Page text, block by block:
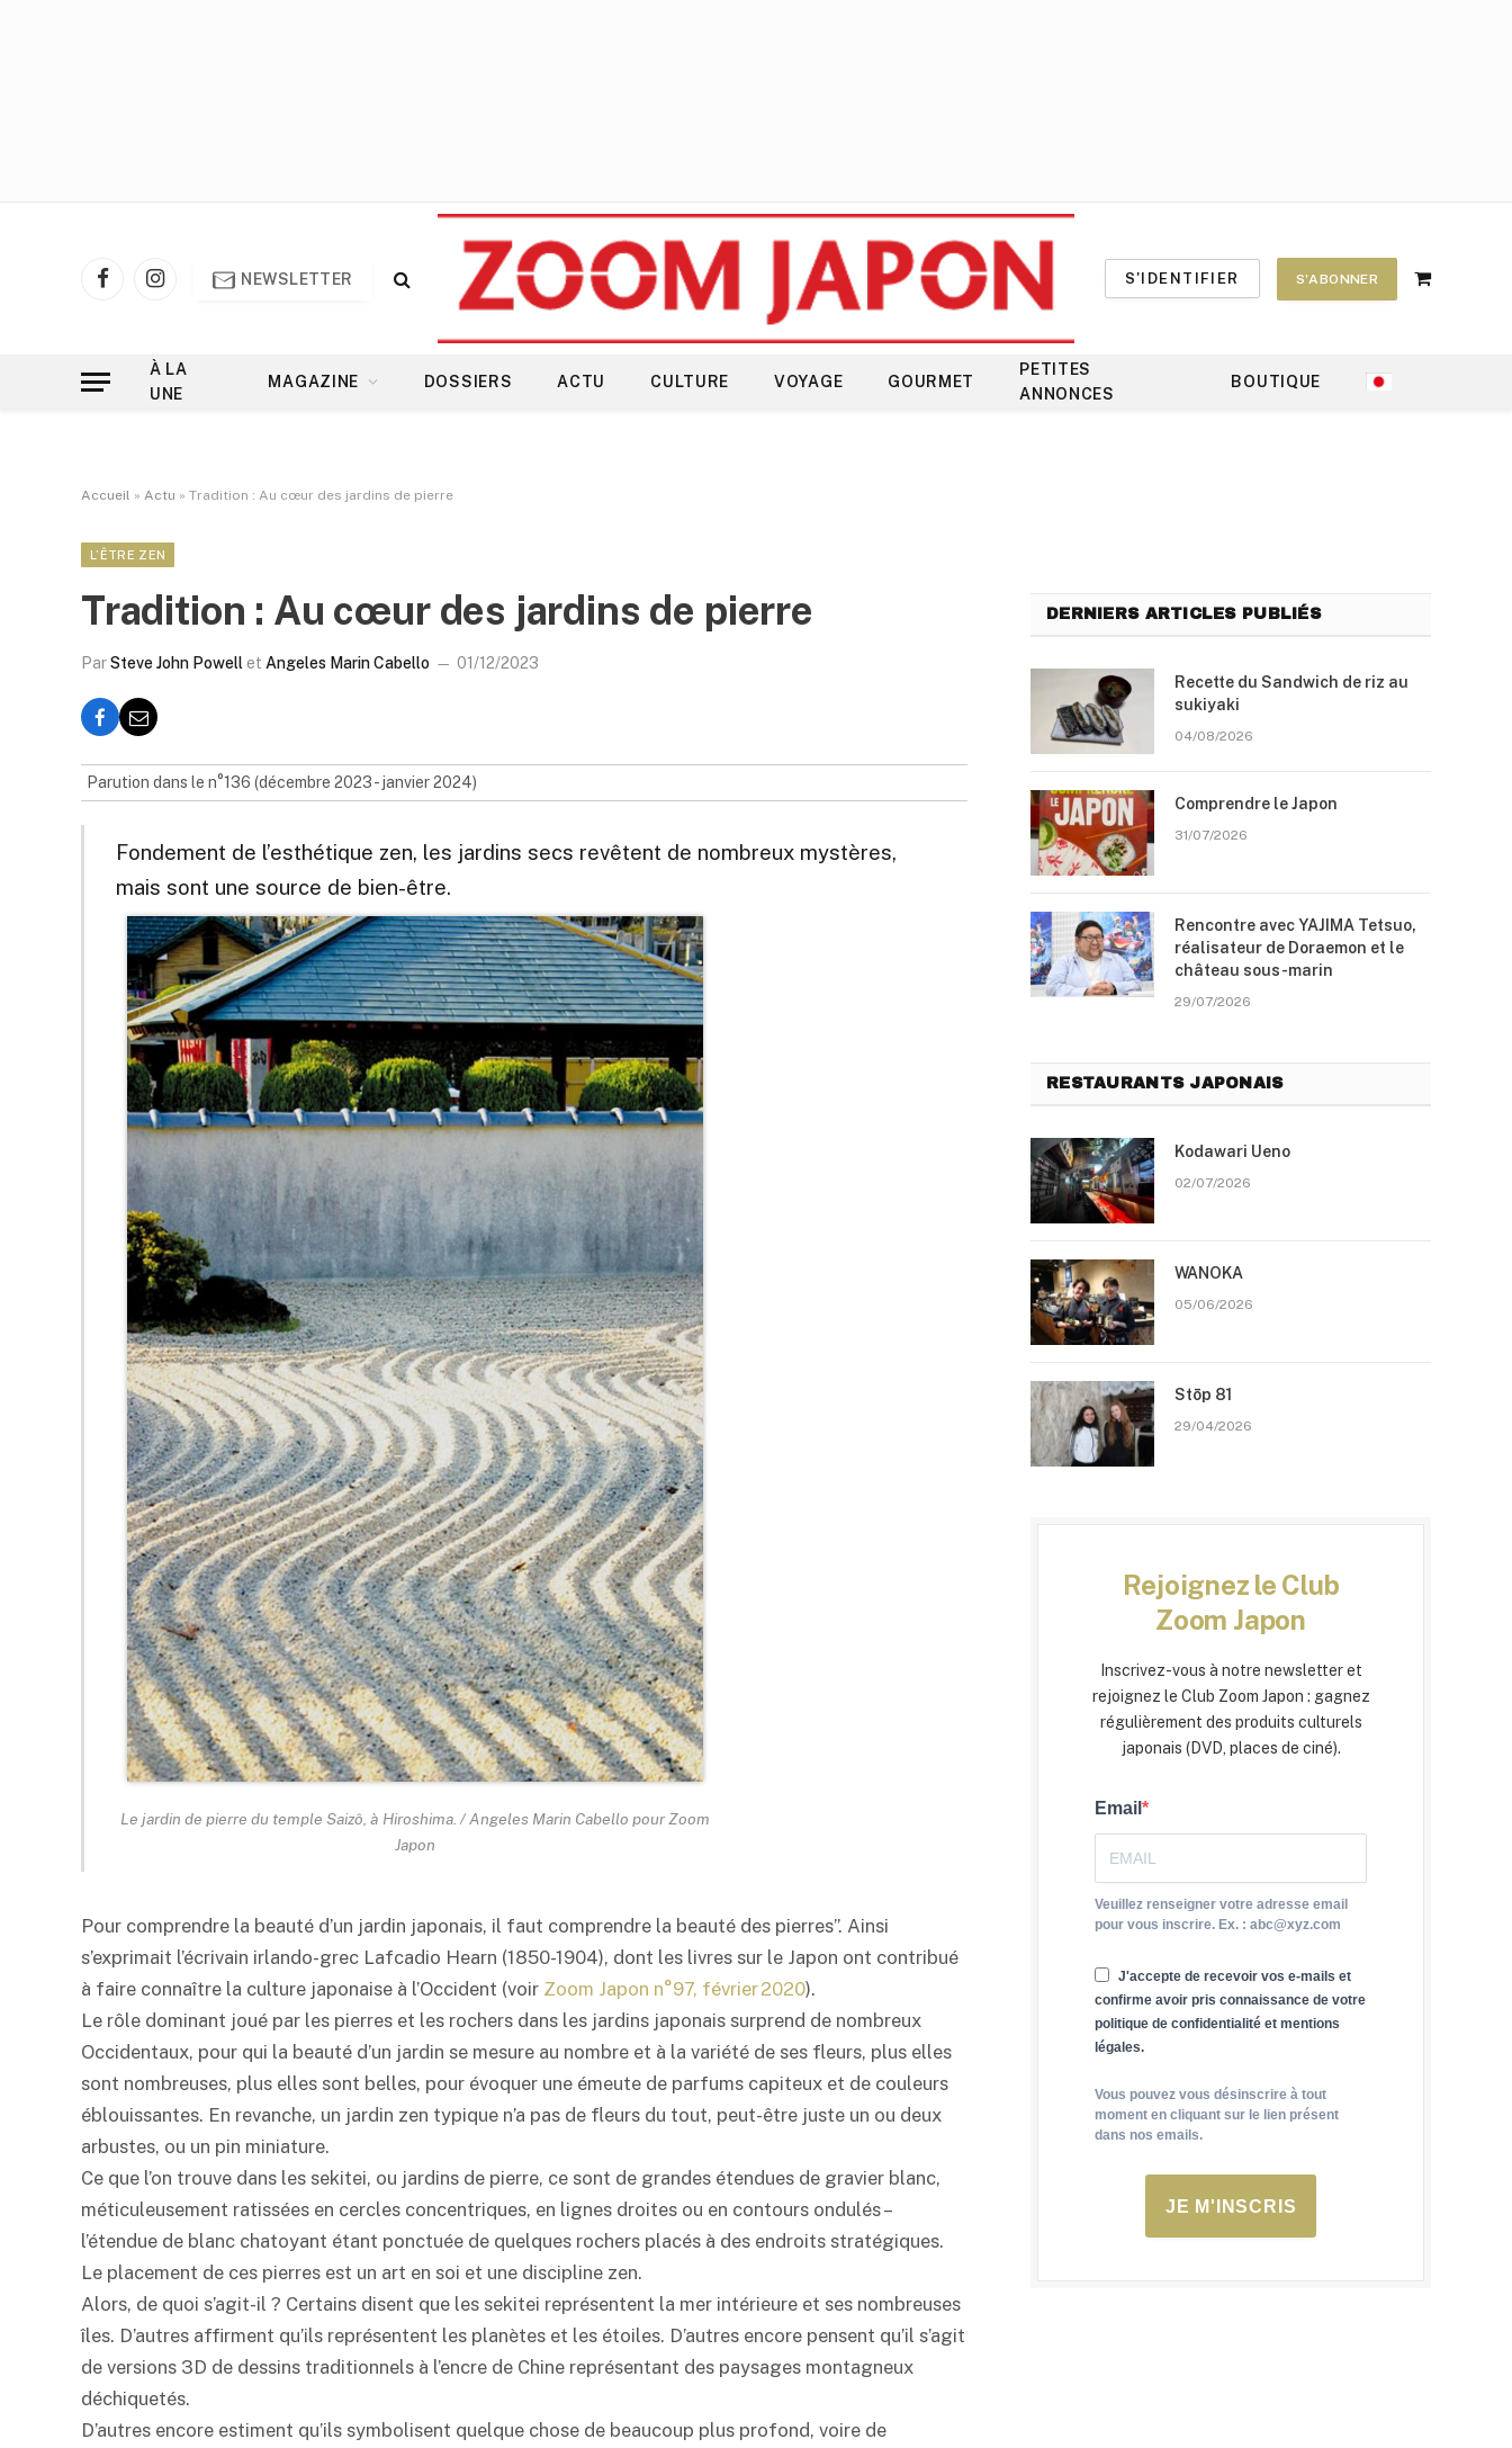
FacebookInstagram
NEWSLETTER S'IDENTIFIER S'ABONNER
Shopping
À LA
UNE
MAGAZINE DOSSIERS ACTU CULTURE VOYAGE GOURMET
PETITES
ANNONCES
BOUTIQUE
Accueil » Actu » Tradition : Au cœur des jardins de pierre
L’ÊTRE ZEN
Tradition : Au cœur des jardins de pierre
ParSteve John Powell et Angeles Marin Cabello 01/12/2023
Parution dans le n°136 (décembre 2023 - janvier 2024)
Fondement de l’esthétique zen, les jardins secs revêtent de nombreux mystères,
mais sont une source de bien-être.
Le jardin de pierre du temple Saizô, à Hiroshima. / Angeles Marin Cabello pour Zoom
Japon
Pour comprendre la beauté d’un jardin japonais, il faut comprendre la beauté des pierres”. Ainsi
s’exprimait l’écrivain irlando-grec Lafcadio Hearn (1850-1904), dont les livres sur le Japon ont contribué
à faire connaître la culture japonaise à l’Occident (voir Zoom Japon n°97, février 2020).
Le rôle dominant joué par les pierres et les rochers dans les jardins japonais surprend de nombreux
Occidentaux, pour qui la beauté d’un jardin se mesure au nombre et à la variété de ses fleurs, plus elles
sont nombreuses, plus elles sont belles, pour évoquer une émeute de parfums capiteux et de couleurs
éblouissantes. En revanche, un jardin zen typique n’a pas de fleurs du tout, peut-être juste un ou deux
arbustes, ou un pin miniature.
Ce que l’on trouve dans les sekitei, ou jardins de pierre, ce sont de grandes étendues de gravier blanc,
méticuleusement ratissées en cercles concentriques, en lignes droites ou en contours ondulés –
l’étendue de blanc chatoyant étant ponctuée de quelques rochers placés à des endroits stratégiques.
Le placement de ces pierres est un art en soi et une discipline zen.
Alors, de quoi s’agit-il ? Certains disent que les sekitei représentent la mer intérieure et ses nombreuses
îles. D’autres affirment qu’ils représentent les planètes et les étoiles. D’autres encore pensent qu’il s’agit
de versions 3D de dessins traditionnels à l’encre de Chine représentant des paysages montagneux
déchiquetés.
D’autres encore estiment qu’ils symbolisent quelque chose de beaucoup plus profond, voire de
DERNIERS ARTICLES PUBLIÉS
Recette du Sandwich de riz au
sukiyaki
04/08/2026
Comprendre le Japon
31/07/2026
Rencontre avec YAJIMA Tetsuo,
réalisateur de Doraemon et le
château sous-marin
29/07/2026
RESTAURANTS JAPONAIS
Kodawari Ueno
02/07/2026
WANOKA
05/06/2026
Stōp 81
29/04/2026
Rejoignez le Club
Zoom Japon
Inscrivez-vous à notre newsletter et
rejoignez le Club Zoom Japon : gagnez
régulièrement des produits culturels
japonais (DVD, places de ciné).
Email
Veuillez renseigner votre adresse email
pour vous inscrire. Ex. : abc@xyz.com
J'accepte de recevoir vos e-mails et
confirme avoir pris connaissance de votre
politique de confidentialité et mentions
légales.
Vous pouvez vous désinscrire à tout
moment en cliquant sur le lien présent
dans nos emails.
JE M'INSCRIS